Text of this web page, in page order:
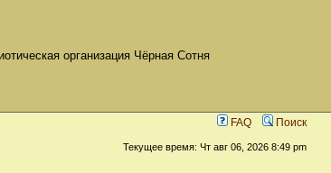
организация Чёрная Сотня
FAQ Поиск
Текущее время: Чт авг 06, 2026 8:49 pm